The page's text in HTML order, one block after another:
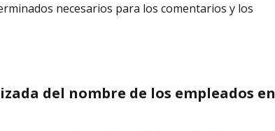
necesarios para los comentarios y los
del nombre de los empleados en